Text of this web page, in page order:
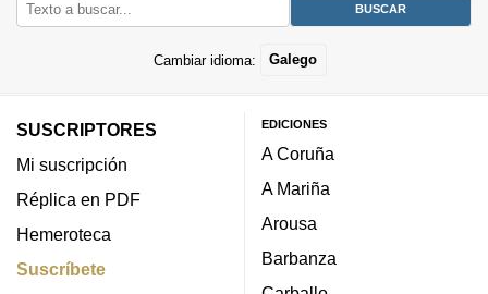
Cambiar idioma: Galego
SUSCRIPTORES
Mi suscripción
Réplica en PDF
Hemeroteca
Suscríbete
EDICIONES
A Coruña
A Mariña
Arousa
Barbanza